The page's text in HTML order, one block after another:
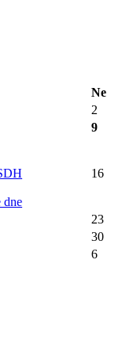
Ne
2
9
dne
16
23
30
6